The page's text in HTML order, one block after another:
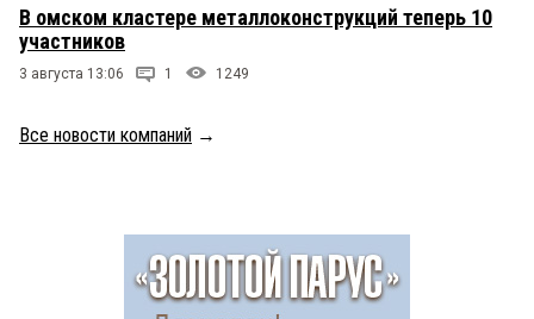
В омском кластере металлоконструкций теперь 10
участников
3 августа 13:06 1 1249
Все новости компаний →